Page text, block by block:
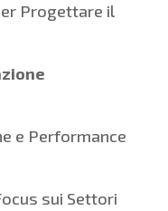
Progettare il
e Performance
sui Settori